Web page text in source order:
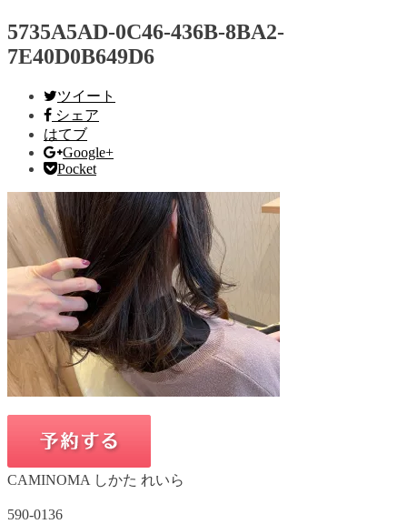
5735A5AD-0C46-436B-8BA2-
7E40D0B649D6
ツイート
シェア
はてブ
Google+
Pocket
CAMINOMA しかた れいら
590-0136